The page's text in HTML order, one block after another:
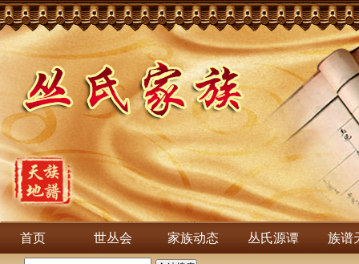
首页 世丛会 家族动态 丛氏源谭 族谱